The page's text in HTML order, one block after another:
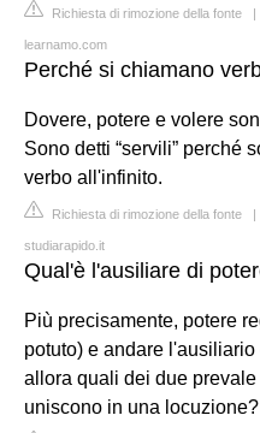
Richiesta di rimozione della fonte |
learnamo.com
Perché si chiamano
Dovere, potere e volere
Sono detti “servili” perché
verbo all'infinito.
Richiesta di rimozione della fonte |
studiarapido.it
Qual'è l'ausiliare di
Più precisamente, potere
potuto) e andare
allora quali dei due
uniscono in una locuzione?